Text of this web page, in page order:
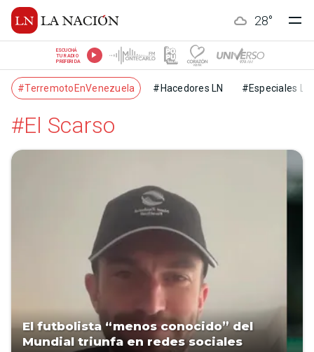
28°
ESCUCHÁ
TU RADIO
PREFERIDA
#TerremotoEnVenezuela #Hacedores LN #Especiales LN
#El Scarso
El futbolista “menos conocido” del
Mundial triunfa en redes sociales